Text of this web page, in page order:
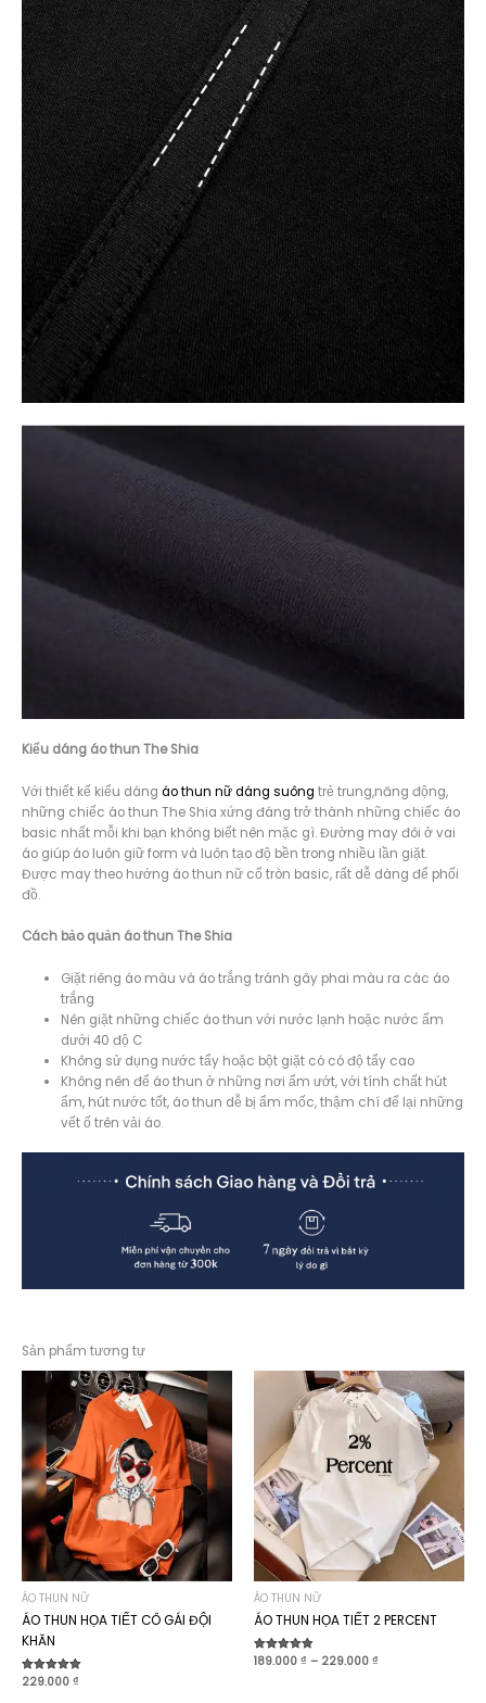
Kiểu dáng áo thun The Shia
Với thiết kế kiểu dáng áo thun nữ dáng suông trẻ trung,năng động,
những chiếc áo thun The Shia xứng đáng trở thành những chiếc áo
basic nhất mỗi khi bạn không biết nên mặc gì. Đường may đôi ở vai
áo giúp áo luôn giữ form và luôn tạo độ bền trong nhiều lần giặt.
Được may theo hướng áo thun nữ cổ tròn basic, rất dễ dàng để phối
đồ.
Cách bảo quản áo thun The Shia
Giặt riêng áo màu và áo trắng tránh gây phai màu ra các áo
trắng
Nên giặt những chiếc áo thun với nước lạnh hoặc nước ấm
dưới 40 độ C
Không sử dụng nước tẩy hoặc bột giặt có có độ tẩy cao
Không nên để áo thun ở những nơi ẩm ướt, với tính chất hút
ẩm, hút nước tốt, áo thun dễ bị ẩm mốc, thậm chí để lại những
vết ố trên vải áo.
Sản phẩm tương tự
ÁO THUN NỮ
ÁO THUN HỌA TIẾT CÔ GÁI ĐỘI
KHĂN
Được xếp
229.000 ₫
ÁO THUN NỮ
ÁO THUN HỌA TIẾT 2 PERCENT
Được xếp
189.000 ₫ – 229.000 ₫